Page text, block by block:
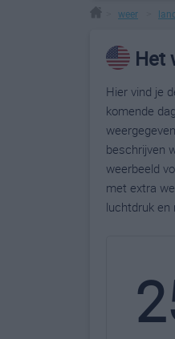
weer
Het
Hier vind je
komende
beschrijven
weerbeeld
met extra
luchtdruk en